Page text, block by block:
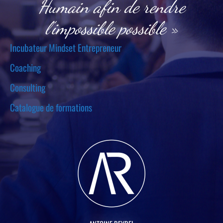
Humain afin de rendre
l’impossible possible »
Incubateur Mindset Entrepreneur
Coaching
Consulting
Catalogue de formations